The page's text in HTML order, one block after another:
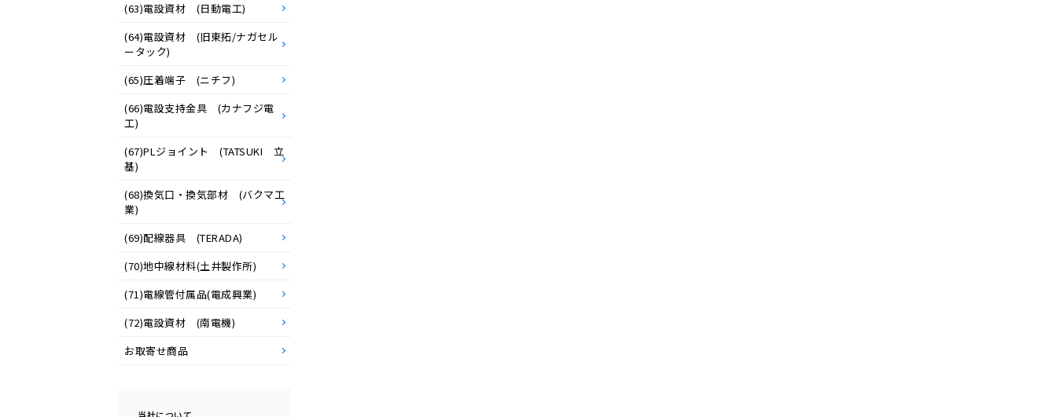
(63)電設資材 (日動電工)
(64)電設資材 (旧東拓/ナガセル
ータック)
(65)圧着端子 (ニチフ)
(66)電設支持金具 (カナフジ電
工)
(67)PLジョイント (TATSUKI 立
基)
(68)換気口・換気部材 (バクマ工
業)
(69)配線器具 (TERADA)
(70)地中線材料(土井製作所)
(71)電線管付属品(電成興業)
(72)電設資材 (南電機)
お取寄せ商品